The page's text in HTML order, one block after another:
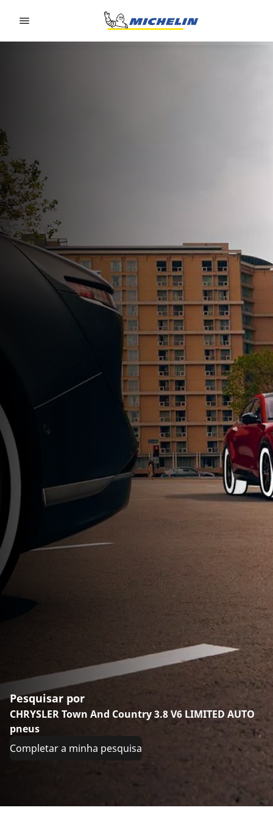
Pesquisar por
CHRYSLER Town And Country 3.8 V6 LIMITED AUTO
pneus
Completar a minha pesquisa